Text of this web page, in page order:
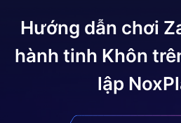
Hướng dẫn chơi
hành tinh Khôn
lập